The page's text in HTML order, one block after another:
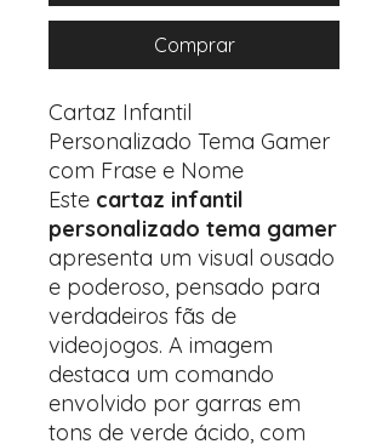
Comprar
Cartaz Infantil
Personalizado Tema Gamer
com Frase e Nome
Este cartaz infantil
personalizado tema gamer
apresenta um visual ousado
e poderoso, pensado para
verdadeiros fãs de
videojogos. A imagem
destaca um comando
envolvido por garras em
tons de verde ácido, com